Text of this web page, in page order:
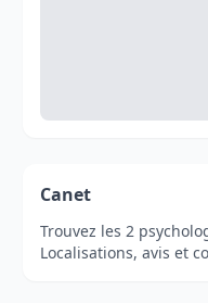
Canet
Trouvez les 2
Localisations, avis et